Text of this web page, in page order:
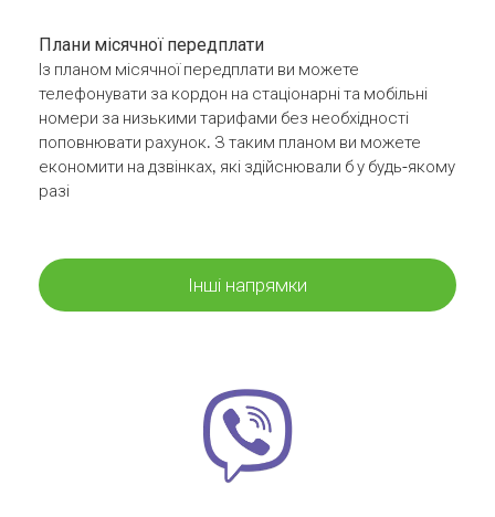
Плани місячної передплати
Із планом місячної передплати ви можете
телефонувати за кордон на стаціонарні та мобільні
номери за низькими тарифами без необхідності
поповнювати рахунок. З таким планом ви можете
економити на дзвінках, які здійснювали б у будь-якому
разі
Інші напрямки